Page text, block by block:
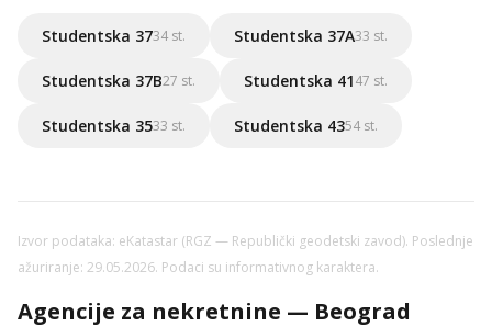
Studentska 3734 st. Studentska 37A33 st.
Studentska 37B27 st. Studentska 4147 st.
Studentska 3533 st. Studentska 4354 st.
Izvor podataka: eKatastar (RGZ — Republički geodetski zavod). Poslednje
ažuriranje: 29.05.2026. Podaci su informativnog karaktera.
Agencije za nekretnine — Beograd